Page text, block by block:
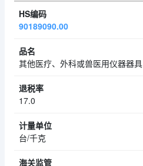
90189090.00
其他医疗、外科或兽医用仪器器具
17.0
台/千克